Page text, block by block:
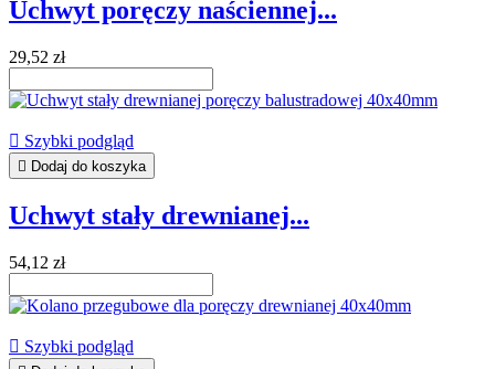
Uchwyt poręczy naściennej...
29,52 zł
 Szybki podgląd
 Dodaj do koszyka
Uchwyt stały drewnianej...
54,12 zł
 Szybki podgląd